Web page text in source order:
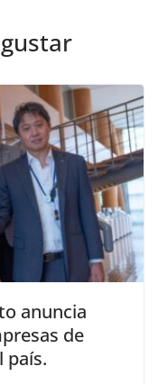
anuncia
de
país.